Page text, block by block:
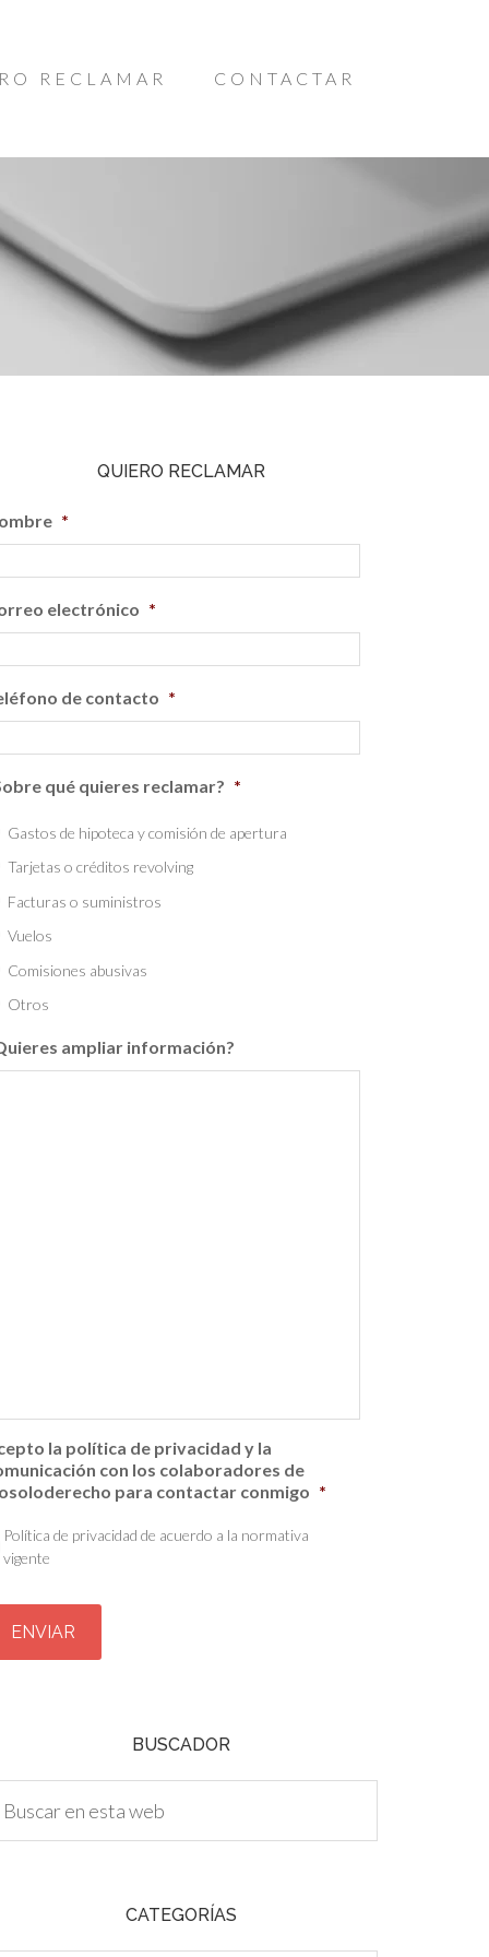
RECLAMAR CONTACTAR
QUIERO RECLAMAR
*
electrónico *
de contacto *
qué quieres reclamar? *
Gastos de hipoteca y comisión de apertura
Tarjetas o créditos revolving
Facturas o suministros
Vuelos
Comisiones abusivas
Otros
ampliar información?
la política de privacidad y la
con los colaboradores de
para contactar conmigo *
Política de privacidad de acuerdo a la normativa
vigente
BUSCADOR
CATEGORÍAS